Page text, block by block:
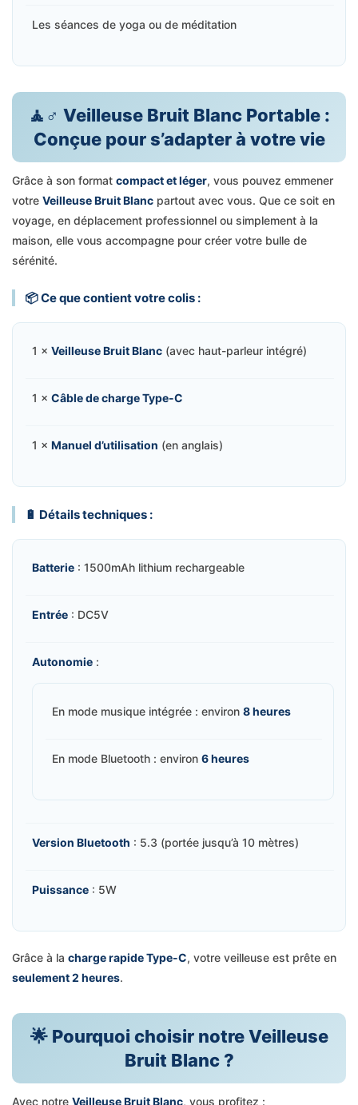
Les séances de yoga ou de méditation
🧘♂️ Veilleuse Bruit Blanc Portable :
Conçue pour s’adapter à votre vie
Grâce à son format compact et léger, vous pouvez emmener
votre Veilleuse Bruit Blanc partout avec vous. Que ce soit en
voyage, en déplacement professionnel ou simplement à la
maison, elle vous accompagne pour créer votre bulle de
sérénité.
📦 Ce que contient votre colis :
1 × Veilleuse Bruit Blanc (avec haut-parleur intégré)
1 × Câble de charge Type-C
1 × Manuel d’utilisation (en anglais)
🔋 Détails techniques :
Batterie : 1500mAh lithium rechargeable
Entrée : DC5V
Autonomie :
En mode musique intégrée : environ 8 heures
En mode Bluetooth : environ 6 heures
Version Bluetooth : 5.3 (portée jusqu’à 10 mètres)
Puissance : 5W
Grâce à la charge rapide Type-C, votre veilleuse est prête en
seulement 2 heures.
🌟 Pourquoi choisir notre Veilleuse
Bruit Blanc ?
Avec notre Veilleuse Bruit Blanc, vous profitez :